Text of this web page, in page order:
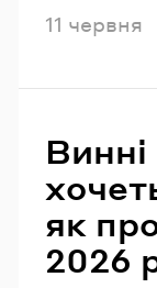
11 червня
Винні
як
2026